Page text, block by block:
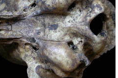
Crâne : vue ventrale